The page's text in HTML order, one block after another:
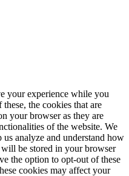
your experience while you
the cookies that are
your browser as they are
of the website. We
analyze and understand how
be stored in your browser
the option to opt-out of these
cookies may affect your